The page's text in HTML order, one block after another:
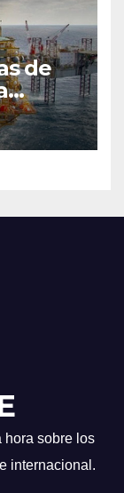
de
y
hora sobre los
internacional.